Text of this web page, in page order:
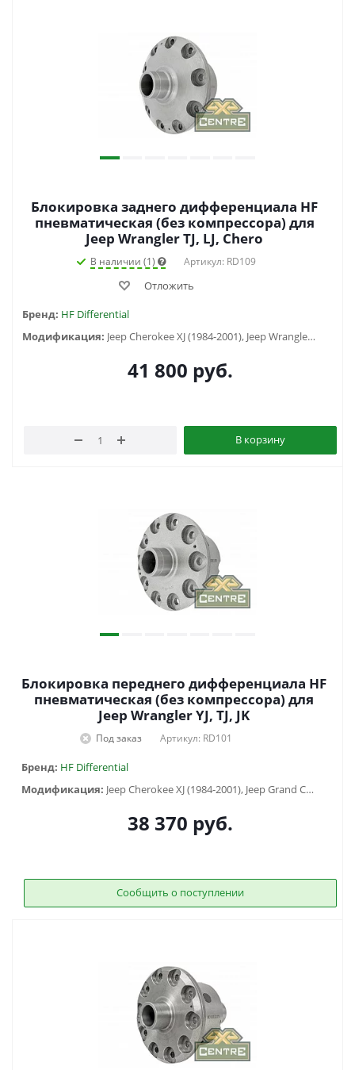
Блокировка заднего дифференциала HF
пневматическая (без компрессора) для
Jeep Wrangler TJ, LJ, Chero
В наличии (1) Артикул: RD109
Отложить
Бренд: HF Differential
Модификация:
Jeep Cherokee XJ (1984-2001), Jeep Wrangler TJ (1997-2006)
41 800 руб.
В корзину
Блокировка переднего дифференциала HF
пневматическая (без компрессора) для
Jeep Wrangler YJ, TJ, JK
Под заказ Артикул: RD101
Бренд: HF Differential
Модификация:
Jeep Cherokee XJ (1984-2001), Jeep Grand Cherokee ZJ (1993-1998), Jeep Grand Cherokee WJ/WG (1999-2005), Jeep Wrangler JK (2007-2018), Jeep Wrangler TJ (1997-2006), Jeep Wrangler YJ (1987-1996)
38 370 руб.
Сообщить о поступлении